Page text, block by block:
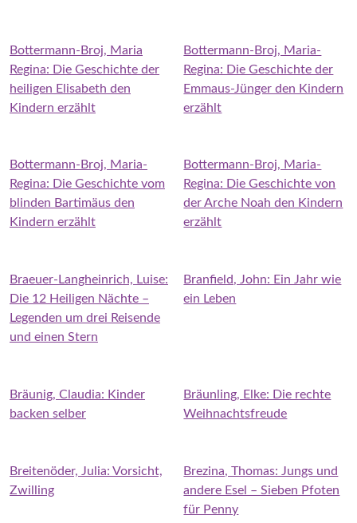
Bottermann-Broj, Maria
Regina: Die Geschichte der
heiligen Elisabeth den
Kindern erzählt
Bottermann-Broj, Maria-
Regina: Die Geschichte der
Emmaus-Jünger den Kindern
erzählt
Bottermann-Broj, Maria-
Regina: Die Geschichte vom
blinden Bartimäus den
Kindern erzählt
Bottermann-Broj, Maria-
Regina: Die Geschichte von
der Arche Noah den Kindern
erzählt
Braeuer-Langheinrich, Luise:
Die 12 Heiligen Nächte –
Legenden um drei Reisende
und einen Stern
Branfield, John: Ein Jahr wie
ein Leben
Bräunig, Claudia: Kinder
backen selber
Bräunling, Elke: Die rechte
Weihnachtsfreude
Breitenöder, Julia: Vorsicht,
Zwilling
Brezina, Thomas: Jungs und
andere Esel – Sieben Pfoten
für Penny